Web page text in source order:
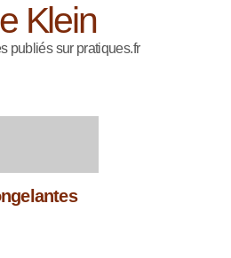
Klein
publiés sur pratiques.fr